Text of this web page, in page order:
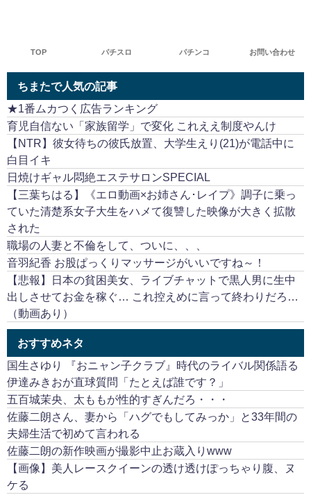
TOP パチスロ パチンコ お問い合わせ
ちまたで人気の記事
★1番ムカつく広告ランキング
育児自信ない「家族留学」で変化 これええ制度やんけ
【NTR】彼女待ちの彼氏放置、大学生えり(21)が電話中に
白目イキ
日焼けギャル悶絶エステサロンSPECIAL
【三葉ちはる】《エロ動画×お姉さん･レイプ》調子に乗っ
ていた清楚系女子大生をハメて復讐した映像が大きく拡散
された
職場の人妻と不倫をして、ついに、、、
音羽紀香 お股ぱっくりマッサージがいいですね～！
【悲報】日本の貧困美女、ライブチャットで黒人男に生中
出しさせてお金を稼ぐ… これ控えめに言って終わりだろ…
（動画あり）
おすすめネタ
国生さゆり 『おニャン子クラブ』時代のライバル関係語る
伊達みきおが直球質問「たとえば誰です？」
五百城茉央、太ももが性的すぎんだろ・・・
佐藤二朗さん、妻から「ハグでもしてみっか」と33年間の
夫婦生活で初めて言われる
佐藤二朗の新作映画が撮影中止お蔵入りwww
【画像】美人レースクイーンの透け透けぽっちゃり腹、ヌ
ケる